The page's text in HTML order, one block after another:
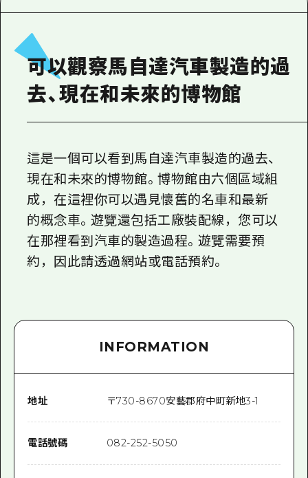
照片下載
災難發生期間的交通資訊
可以觀察馬自達汽車製造的過
去、現在和未來的博物館
這是一個可以看到馬自達汽車製造的過去、
現在和未來的博物館。博物館由六個區域組
成，在這裡你可以遇見懷舊的名車和最新
的概念車。遊覽還包括工廠裝配線，您可以
在那裡看到汽車的製造過程。遊覽需要預
約，因此請透過網站或電話預約。
INFORMATION
地址 〒730-8670安藝郡府中町新地3-1
電話號碼 082-252-5050